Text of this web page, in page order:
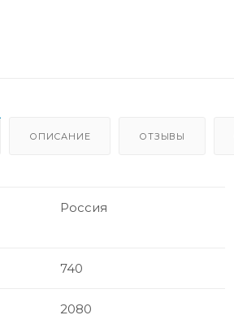
ОПИСАНИЕ ОТЗЫВЫ
Россия
740
2080